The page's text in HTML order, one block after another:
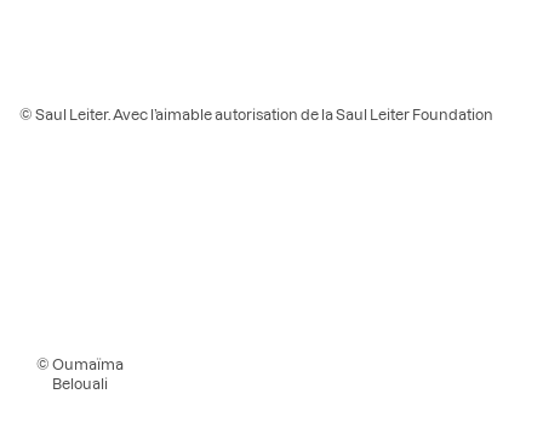
© Saul Leiter. Avec l’aimable autorisation de la Saul Leiter Foundation
© Oumaïma
Belouali